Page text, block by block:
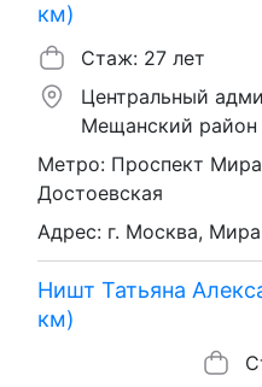
км)
Стаж: 27 лет
Центральный
Мещанский район
Метро: Проспект
Достоевская
Адрес: г. Москва,
Ништ Татьяна
км)